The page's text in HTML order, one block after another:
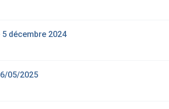
décembre 2024
05/2025